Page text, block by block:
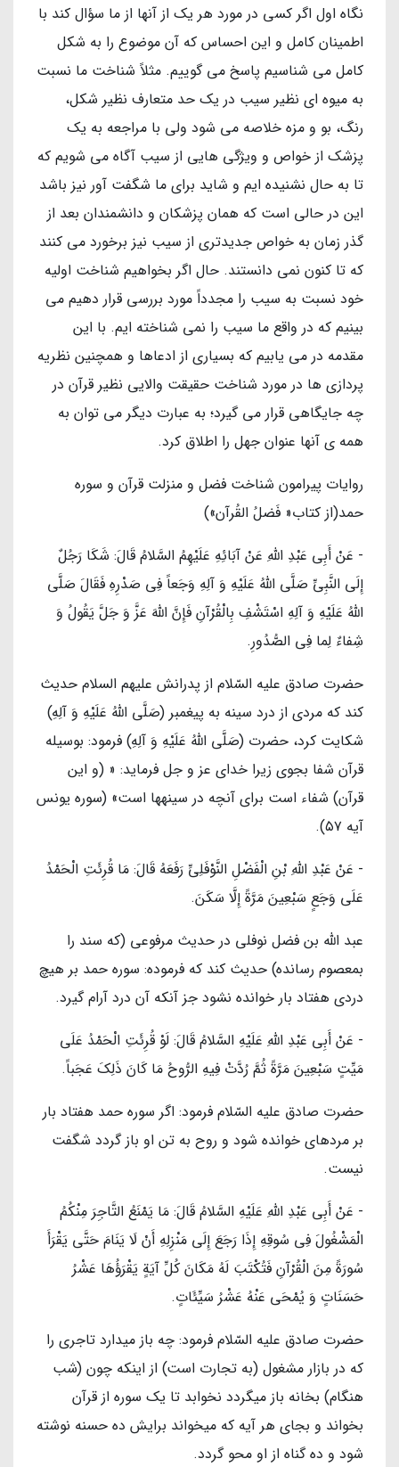
نگاه اول اگر کسی در مورد هر یک از آنها از ما سؤال کند با
اطمینان کامل و این احساس که آن موضوع را به شکل
کامل می شناسیم پاسخ می گوییم. مثلاً شناخت ما نسبت
به میوه ای نظیر سیب در یک حد متعارف نظیر شکل،
رنگ، بو و مزه خلاصه می شود ولی با مراجعه به یک
پزشک از خواص و ویژگی هایی از سیب آگاه می شویم که
تا به حال نشنیده ایم و شاید برای ما شگفت آور نیز باشد
این در حالی است که همان پزشکان و دانشمندان بعد از
گذر زمان به خواص جدیدتری از سیب نیز برخورد می کنند
که تا کنون نمی دانستند. حال اگر بخواهیم شناخت اولیه
خود نسبت به سیب را مجدداً مورد بررسی قرار دهیم می
بینیم که در واقع ما سیب را نمی شناخته ایم. با این
مقدمه در می یابیم که بسیاری از ادعاها و همچنین نظریه
پردازی ها در مورد شناخت حقیقت والایی نظیر قرآن در
چه جایگاهی قرار می گیرد؛ به عبارت دیگر می توان به
همه ی آنها عنوان جهل را اطلاق کرد.
روایات پیرامون شناخت فضل و منزلت قرآن و سوره
حمد(از کتاب« فَضلُ القُرآن»)
- عَنْ أَبِي عَبْدِ اللَّهِ عَنْ آبَائِهِ عَلَیْهِمُ السَّلامُ قَالَ: شَكَا رَجُلٌ
إِلَى النَّبِيِّ صَلَّی اللهُ عَلَیْهِ وَ آلِهِ وَجَعاً فِي صَدْرِهِ فَقَالَ صَلَّی
اللهُ عَلَیْهِ وَ آلِهِ اسْتَشْفِ بِالْقُرْآنِ فَإِنَّ اللَّهَ عَزَّ وَ جَلَّ يَقُولُ وَ
شِفاءٌ لِما فِي الصُّدُورِ.
حضرت صادق عليه السّلام از پدرانش عليهم السلام حديث
كند كه مردى از درد سينه به پيغمبر (صَلَّی اللهُ عَلَیْهِ وَ آلِهِ)
شكايت كرد، حضرت (صَلَّی اللهُ عَلَیْهِ وَ آلِهِ) فرمود: بوسيله
قرآن شفا بجوى زيرا خداى عز و جل فرمايد: « (و اين
قرآن) شفاء است براى آنچه در سينه‏ها است» (سوره يونس
آيه ۵۷).
- عَنْ عَبْدِ اللَّهِ بْنِ الْفَضْلِ النَّوْفَلِيِّ رَفَعَهُ قَالَ: مَا قُرِئَتِ الْحَمْدُ
عَلَى وَجَعٍ سَبْعِينَ مَرَّةً إِلَّا سَكَنَ.
عبد اللَّه بن فضل نوفلى در حديث مرفوعى (كه سند را
بمعصوم رسانده) حديث كند كه فرموده: سوره حمد بر هيچ
دردى هفتاد بار خوانده نشود جز آنكه آن درد آرام گيرد.
- عَنْ أَبِي عَبْدِ اللَّهِ عَلَیْهِ السَّلامُ قَالَ: لَوْ قُرِئَتِ الْحَمْدُ عَلَى
مَيِّتٍ سَبْعِينَ مَرَّةً ثُمَّ رُدَّتْ فِيهِ الرُّوحُ مَا كَانَ ذَلِكَ عَجَباً.
حضرت صادق عليه السّلام فرمود: اگر سوره حمد هفتاد بار
بر مرده‏اى خوانده شود و روح به تن او باز گردد شگفت
نيست.
- عَنْ أَبِي عَبْدِ اللَّهِ عَلَیْهِ السَّلامُ قَالَ: مَا يَمْنَعُ التَّاجِرَ مِنْكُمُ
الْمَشْغُولَ فِي سُوقِهِ إِذَا رَجَعَ إِلَى مَنْزِلِهِ أَنْ لَا يَنَامَ حَتَّى يَقْرَأَ
سُورَةً مِنَ الْقُرْآنِ فَتُكْتَبَ لَهُ مَكَانَ كُلِّ آيَةٍ يَقْرَؤُهَا عَشْرُ
حَسَنَاتٍ وَ يُمْحَى عَنْهُ عَشْرُ سَيِّئَاتٍ.
حضرت صادق عليه السّلام فرمود: چه باز ميدارد تاجرى را
كه در بازار مشغول (به تجارت است) از اينكه چون (شب
هنگام) بخانه باز ميگردد نخوابد تا يك سوره از قرآن
بخواند و بجاى هر آيه كه ميخواند برايش ده حسنه نوشته
شود و ده گناه از او محو گردد.